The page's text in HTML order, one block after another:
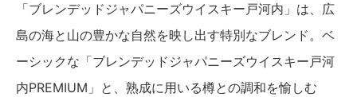
「ブレンデッドジャパニーズウイスキー戸河内」は、広
島の海と山の豊かな自然を映し出す特別なブレンド。ベ
ーシックな「ブレンデッドジャパニーズウイスキー戸河
内PREMIUM」と、熟成に用いる樽との調和を愉しむ